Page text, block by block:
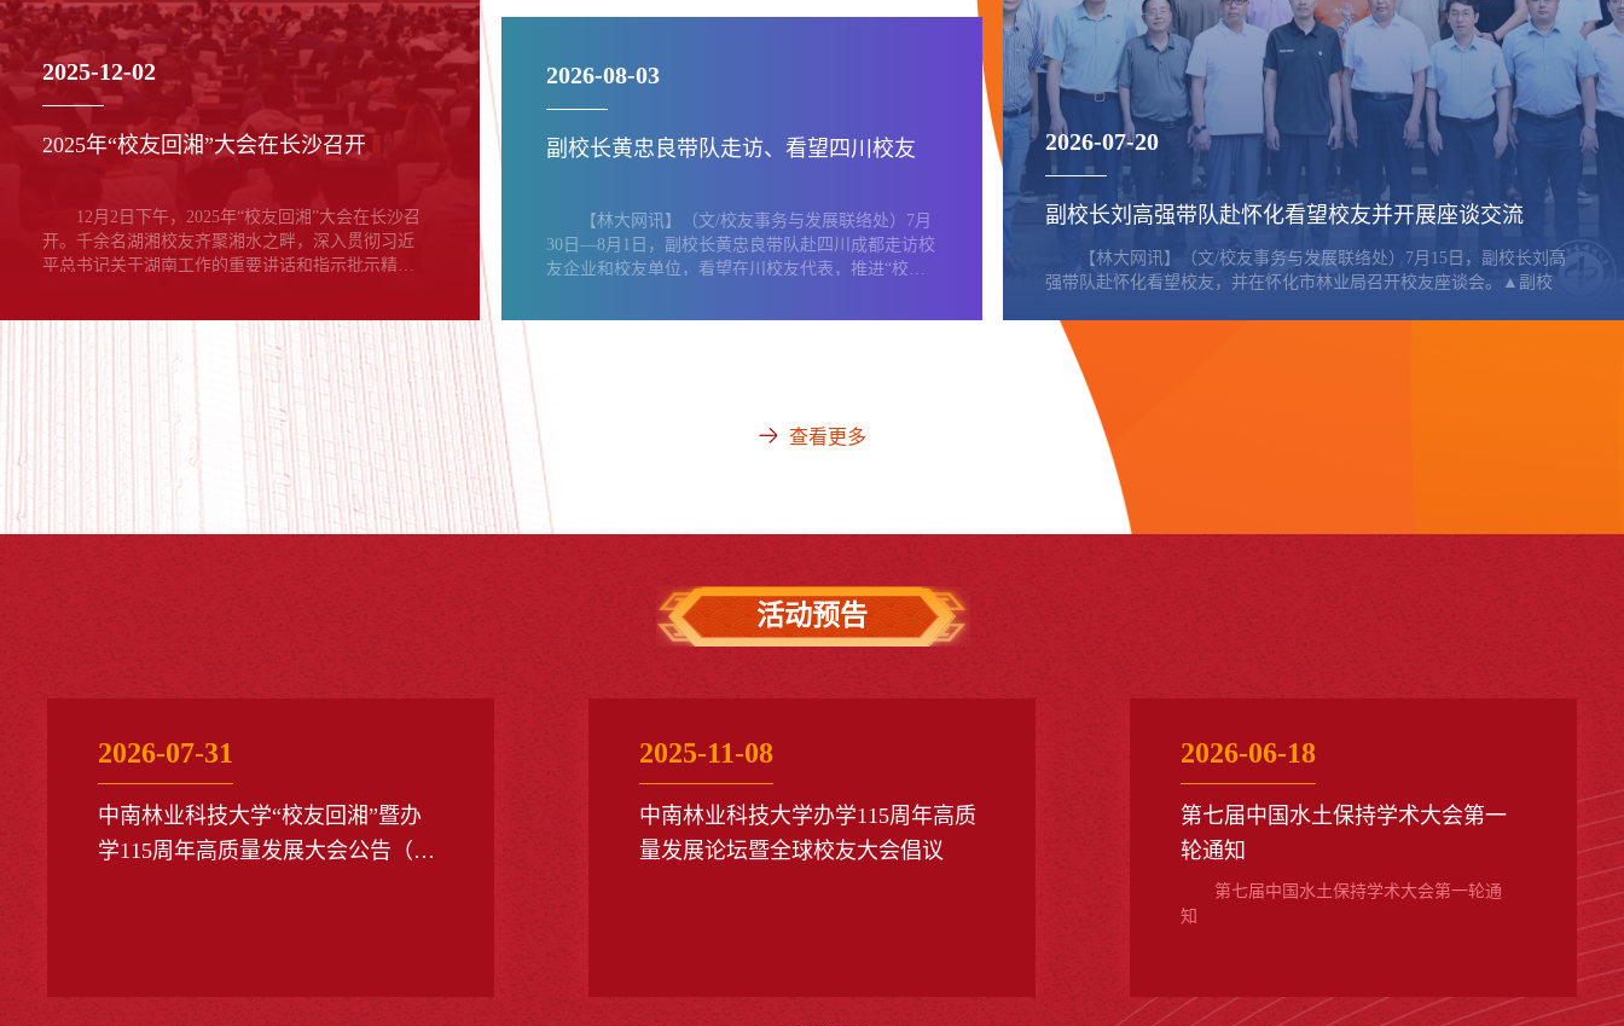
2025-12-02
2025年“校友回湘”大会在长沙召开
12月2日下午，2025年“校友回湘”大会在长沙召
开。千余名湖湘校友齐聚湘水之畔，深入贯彻习近
平总书记关于湖南工作的重要讲话和指示批示精
书记王忠伟主持仪式。在天安门广场上空升起的每一
面国旗，...
2026-08-03
副校长黄忠良带队走访、看望四川校友
【林大网讯】（文/校友事务与发展联络处）7月
30日—8月1日，副校长黄忠良带队赴四川成都走访校
友企业和校友单位，看望在川校友代表，推进“校友
良一行先后走访了四川锦美环保股份有限公司、四川
2026-07-20
副校长刘高强带队赴怀化看望校友并开展座谈交流
【林大网讯】（文/校友事务与发展联络处）7月15日，副校长刘高
强带队赴怀化看望校友，并在怀化市林业局召开校友座谈会。▲副校
感谢，向与会校友致以诚挚问候。他表示，学校曾在怀化市溆浦县大
江口艰难办学近十年，形成了坚毅的精神内核，是学校办学历史上的
重要篇章。115年以来，学校虽历经艰辛仍弦歌不断、薪火相传，离不
开三十余万海内外校友的关心支持。近年来，学校在深耕内涵建设，...
查看更多
活动预告
2026-07-31
中南林业科技大学“校友回湘”暨办
学115周年高质量发展大会公告（第
2025-11-08
中南林业科技大学办学115周年高质
量发展论坛暨全球校友大会倡议
2026-06-18
第七届中国水土保持学术大会第一
轮通知
第七届中国水土保持学术大会第一轮通
知